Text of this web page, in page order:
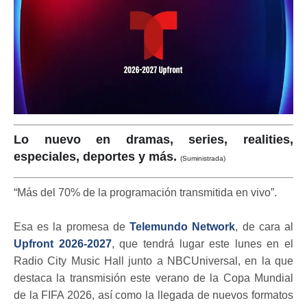
Lo nuevo en dramas, series, realities,
especiales, deportes y más. (Suministrada)
“Más del 70% de la programación transmitida en vivo”.
Esa es la promesa deTelemundo Network, de cara al
Upfront 2026-2027, que tendrá lugar este lunes en el
Radio City Music Hall junto a NBCUniversal, en la que
destaca la transmisión este verano de la Copa Mundial
de la FIFA 2026, así como la llegada de nuevos formatos